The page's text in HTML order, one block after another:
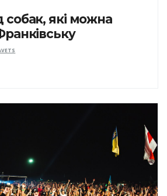
собак, які можна